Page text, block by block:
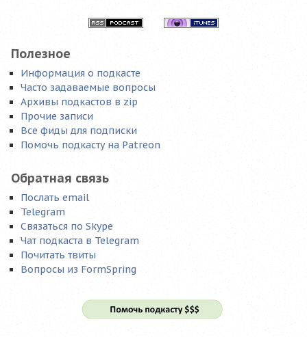
Полезное
Информация о подкасте
Часто задаваемые вопросы
Архивы подкастов в zip
Прочие записи
Все фиды для подписки
Помочь подкасту на Patreon
Обратная связь
Послать email
Telegram
Связаться по Skype
Чат подкаста в Telegram
Почитать твиты
Вопросы из FormSpring